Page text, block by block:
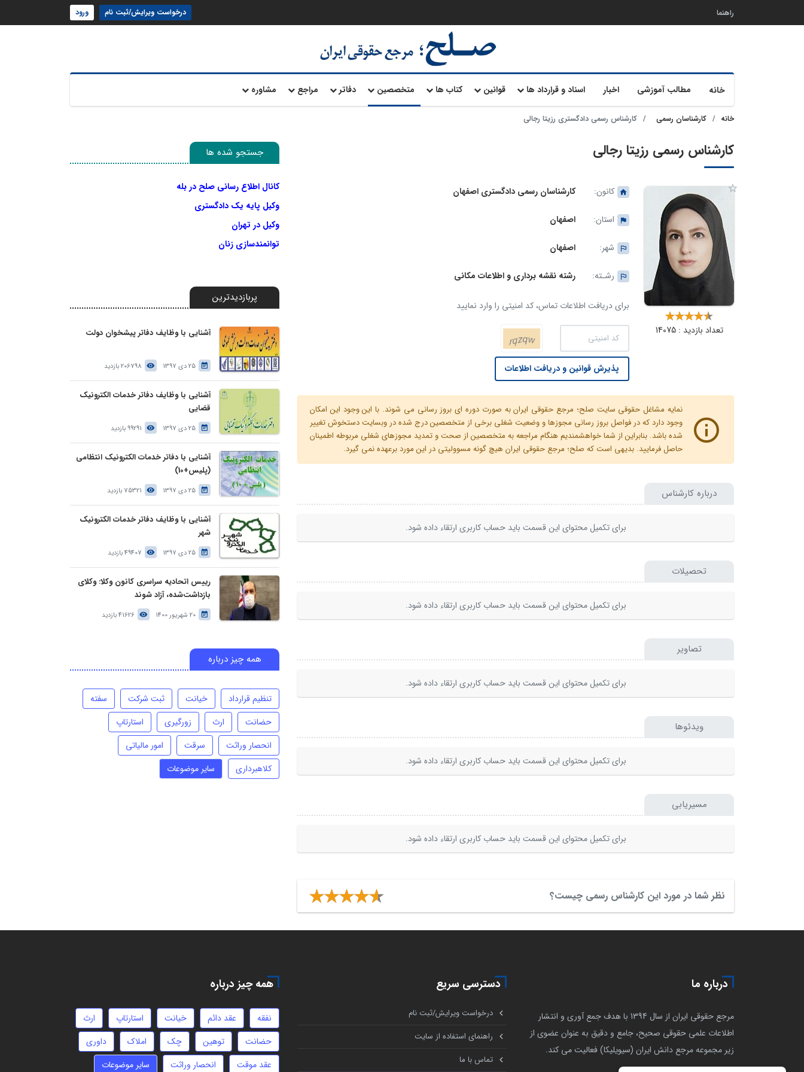
راهنما درخواست ویرایش/ثبت نام ورود
خانه مطالب آموزشی اخبار اسناد و قرارداد ها قوانین کتاب ها متخصصین دفاتر مراجع مشاوره
خانه کارشناسان رسمی کارشناس رسمی دادگستری رزیتا رجالی
کارشناس رسمی رزیتا رجالی
تعداد بازدید : 14075
کانون: کارشناسان رسمی دادگستری اصفهان
استان: اصفهان
شهر: اصفهان
رشـته: رشته نقشه برداری و اطلاعات مکانی
برای دریافت اطلاعات تماس، کد امنیتی را وارد نمایید
پذیرش قوانین و دریافت اطلاعات
نمایه مشاغل حقوقی سایت صلح؛ مرجع حقوقی ایران به صورت دوره ای بروز رسانی می شوند. با این وجود این امکان
وجود دارد که در فواصل بروز رسانی مجوزها و وضعیت شغلی برخی از متخصصین درج شده در وبسایت دستخوش تغییر
شده باشد. بنابراین از شما خواهشمندیم هنگام مراجعه به متخصصین از صحت و تمدید مجوزهای شغلی مربوطه اطمینان
حاصل فرمایید. بدیهی است که صلح؛ مرجع حقوقی ایران هیچ گونه مسوولیتی در این مورد برعهده نمی گیرد.
درباره کارشناس
برای تکمیل محتوای این قسمت باید حساب کاربری ارتقاء داده شود.
تحصیلات
برای تکمیل محتوای این قسمت باید حساب کاربری ارتقاء داده شود.
تصاویر
برای تکمیل محتوای این قسمت باید حساب کاربری ارتقاء داده شود.
ویدئوها
برای تکمیل محتوای این قسمت باید حساب کاربری ارتقاء داده شود.
مسیریابی
برای تکمیل محتوای این قسمت باید حساب کاربری ارتقاء داده شود.
نظر شما در مورد این کارشناس رسمی چیست؟
جستجو شده ها
کانال اطلاع رسانی صلح در بله
وکیل پایه یک دادگستری
وکیل در تهران
توانمندسازی زنان
پربازدیدترین
آشنایی با وظایف دفاتر پیشخوان دولت
25 دی 1397 206798 بازدید
آشنایی با وظایف دفاتر خدمات الکترونیک
قضایی
25 دی 1397 99291 بازدید
آشنایی با دفاتر خدمات الکترونیک انتظامی
(پلیس+10)
25 دی 1397 75321 بازدید
آشنایی با وظایف دفاتر خدمات الکترونیک
شهر
25 دی 1397 49407 بازدید
رییس اتحادیه سراسری کانون وکلا: وکلای
بازداشت‌شده، آزاد شوند
20 شهریور 1400 41626 بازدید
همه چیز درباره
تنظیم قرارداد خیانت ثبت شرکت
سفته
حضانت
ارث زورگیری
استارتاپ
انحصار وراثت
سرقت
امور مالیاتی
کلاهبرداری
سایر موضوعات
درباره ما
مرجع حقوقی ایران از سال 1394 با هدف جمع آوری و انتشار
اطلاعات علمی حقوقی صحیح، جامع و دقیق به عنوان عضوی از
زیر مجموعه مرجع دانش ایران (سیویلیکا) فعالیت می کند.
دسترسی سریع
درخواست ویرایش/ثبت نام
راهنمای استفاده از سایت
تماس با ما
همه چیز درباره
نفقه عقد دائم خیانت استارتاپ
ارث
حضانت
توهین چک املاک
داوری
عقد موقت
انحصار وراثت سایر موضوعات